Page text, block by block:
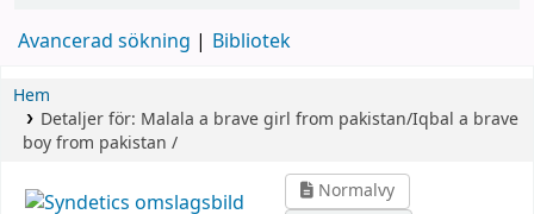
Avancerad sökning Bibliotek
Hem
Detaljer för: Malala a brave girl from pakistan/Iqbal a brave
boy from pakistan /
Normalvy